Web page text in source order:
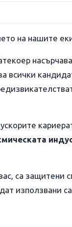
на нашите
всички
са защитени
използвани